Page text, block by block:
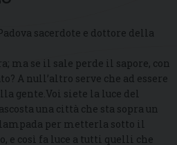
sacerdote e dottore della
ma se il sale perde il sapore, con
A null’altro serve che ad essere
gente.Voi siete la luce del
una città che sta sopra un
per metterla sotto il
e così fa luce a tutti quelli che